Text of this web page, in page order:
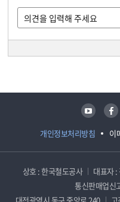
개인정보처리방침 이
유튜브 페이스북
상호 : 한국철도공사 대표자 :
통신판매업신